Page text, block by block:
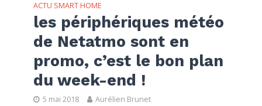
ACTU SMART HOME
les périphériques météo
de Netatmo sont en
promo, c’est le bon plan
du week-end !
5 mai 2018
Aurélien Brunet